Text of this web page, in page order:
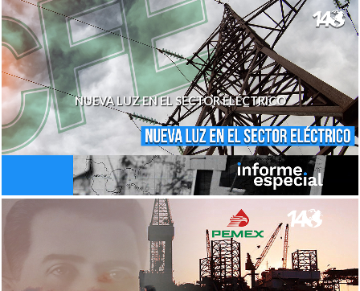
NUEVA LUZ EN EL SECTOR ELÉCTRICO